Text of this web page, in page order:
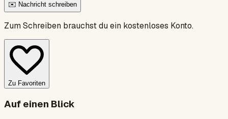
✉️ Nachricht schreiben
Zum Schreiben brauchst du ein kostenloses Konto.
Zu Favoriten
Auf einen Blick